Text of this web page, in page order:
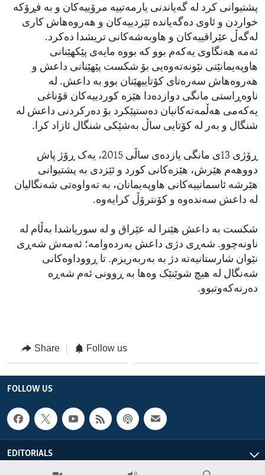
پشتیوانی کرد لە گەیاندنی یارمەتییە مرۆییەکان و بە فڕۆکە
خواردن و ئاوی دەگەیاندە ئێزدییەکان و هەروەهاش کاری
لەگەڵ عێراقییەکان و هاوبەشەکانی تریشدا دەکرد.
ئەمە هەنگاوی یەکەم بوو کە بووە مایەی پێکهێنانی
هاوپەیمانێتی نێونەتەوەیی بۆ شکست پێهێنانی داعش و
هەروەهاش سەرەتای کۆتاییهێنان بوو بە داعش. لە
ناوەڕاستی مانگی دوازدەدا هێزە کوردییەکان قۆناغی
یەکەمی هەڵمەتەکانیان دەستپێکرد بۆ دەرکردنی داعش لە
شنگال و بەر لە کۆتایی ساڵ بەشێکی شنگال ئازاد کرا.
ڕۆژی 13ی مانگی یازدەی ساڵی 2015، یەک ڕۆژ پاش
دووهەم هێرش، هێزەکانی کورد و ئێزدی بە پشتیوانی
هێرشە ئاسمانییەکانی هاوپەیمانان، بە تەواوەتی شەنگالیان
لە داعش سەندەوە و کۆنترۆڵ کرایەوە.
شکست بە داعش هێنرا لە عێراق و لە سوریاشدا بەڵام لە
ناونەچوو. شەڕی دژی داعش بەردەوامە؛ ئەمەش شەڕی
نێوان شارستانیەتە دژ بە بەربەریزم. تا ڕووداوەکانی
شەنگال لە هیچ شوێنێک وەها بە ڕوونی ئەم شەڕە
دەرنەکەوتبوو.
Share Follow us
FOLLOW US
EDITORIALS